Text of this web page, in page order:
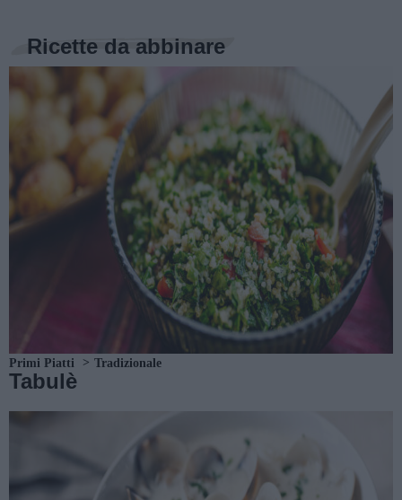
Ricette da abbinare
Primi Piatti Tradizionale
Tabulè